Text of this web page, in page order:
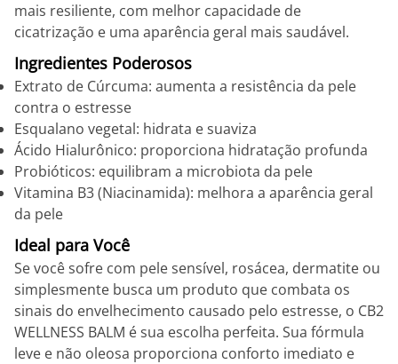
mais resiliente, com melhor capacidade de
cicatrização e uma aparência geral mais saudável.
Ingredientes Poderosos
Extrato de Cúrcuma: aumenta a resistência da pele
contra o estresse
Esqualano vegetal: hidrata e suaviza
Ácido Hialurônico: proporciona hidratação profunda
Probióticos: equilibram a microbiota da pele
Vitamina B3 (Niacinamida): melhora a aparência geral
da pele
Ideal para Você
Se você sofre com pele sensível, rosácea, dermatite ou
simplesmente busca um produto que combata os
sinais do envelhecimento causado pelo estresse, o CB2
WELLNESS BALM é sua escolha perfeita. Sua fórmula
leve e não oleosa proporciona conforto imediato e